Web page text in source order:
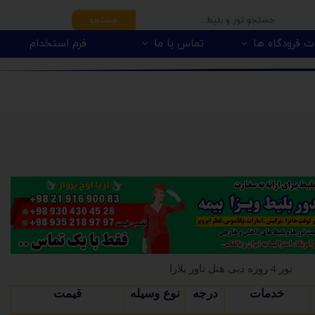
فرودگاه ها تماس با ما فرم استخدام
جستجو
تور 4 روزه دبی هتل تاور پلازا
خدمات درجه نوع وسیله قیمت